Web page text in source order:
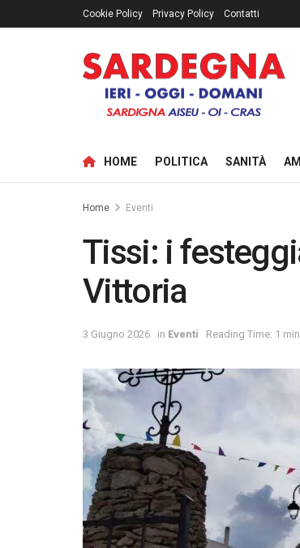
Cookie Policy Privacy Policy Contatti
HOME POLITICA SANITÀ
Home Eventi
Tissi: i
Vittoria
3 Giugno 2026 in Eventi Reading Time: 1